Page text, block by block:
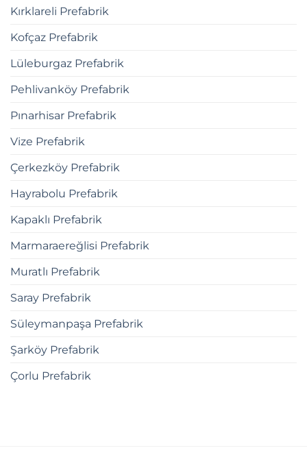
Kırklareli Prefabrik
Kofçaz Prefabrik
Lüleburgaz Prefabrik
Pehlivanköy Prefabrik
Pınarhisar Prefabrik
Vize Prefabrik
Çerkezköy Prefabrik
Hayrabolu Prefabrik
Kapaklı Prefabrik
Marmaraereğlisi Prefabrik
Muratlı Prefabrik
Saray Prefabrik
Süleymanpaşa Prefabrik
Şarköy Prefabrik
Çorlu Prefabrik